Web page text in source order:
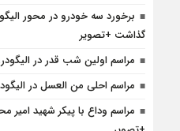
گذاشت +تصویر
مراسم اولین شب قدر در
مراسم احلی من العسل در
مراسم وداع با پیکر شهید امیر